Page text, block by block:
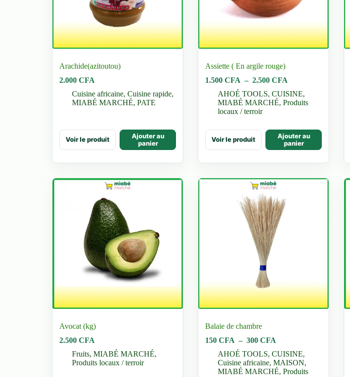
Arachide(azitoutou)
2.000CFA
Cuisine africaine,Cuisine rapide,
MIABÉ MARCHÉ,PATE
Voir le produit
Ajouter au
panier
Assiette ( En argile rouge)
1.500CFA – 2.500CFA
prix :
1.500 CFA
AHOÉ TOOLS,CUISINE,
MIABÉ MARCHÉ,Produits
locaux / terroir
Voir le produit
Ajouter au
panier
Ce
produit
a
Les
Avocat (kg)
2.500CFA
Fruits,MIABÉ MARCHÉ,
Produits locaux / terroir
Balaie de chambre
150CFA – 300CFA
prix :
150 CFA
à
AHOÉ TOOLS,CUISINE,
Cuisine africaine,MAISON,
MIABÉ MARCHÉ,Produits